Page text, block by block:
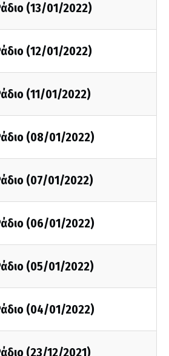
(13/01/2022)
(12/01/2022)
(11/01/2022)
(08/01/2022)
(07/01/2022)
(06/01/2022)
(05/01/2022)
(04/01/2022)
(23/12/2021)